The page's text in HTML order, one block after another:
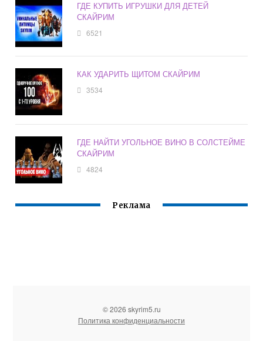
ГДЕ КУПИТЬ ИГРУШКИ ДЛЯ ДЕТЕЙ
СКАЙРИМ
6521
КАК УДАРИТЬ ЩИТОМ СКАЙРИМ
3534
ГДЕ НАЙТИ УГОЛЬНОЕ ВИНО В СОЛСТЕЙМЕ
СКАЙРИМ
4824
Реклама
© 2026 skyrim5.ru
Политика конфиденциальности